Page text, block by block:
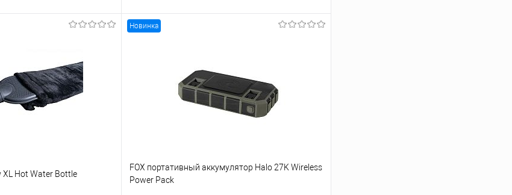
Сравнение
В наличии
В избранное
В наличии
XL Hot Water Bottle
Новинка
FOX портативный аккумулятор Halo 27K Wireless
Power Pack